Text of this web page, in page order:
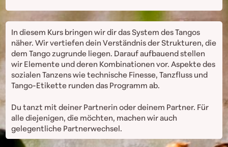
In diesem Kurs bringen wir dir das System des Tangos
näher. Wir vertiefen dein Verständnis der Strukturen, die
dem Tango zugrunde liegen. Darauf aufbauend stellen
wir Elemente und deren Kombinationen vor. Aspekte des
sozialen Tanzens wie technische Finesse, Tanzfluss und
Tango-Etikette runden das Programm ab.
Du tanzt mit deiner Partnerin oder deinem Partner. Für
alle diejenigen, die möchten, machen wir auch
gelegentliche Partnerwechsel.